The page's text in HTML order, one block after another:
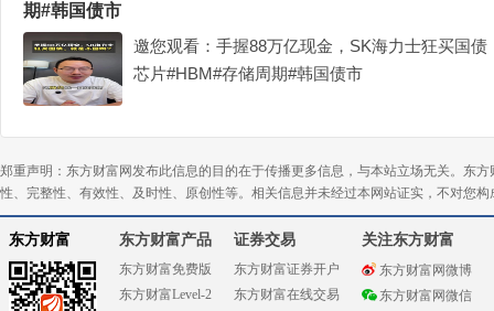
期#韩国债市
邀您观看：手握88万亿现金，SK海力士狂买国
芯片#HBM#存储周期#韩国债市
郑重声明：东方财富网发布此信息的目的在于传播更多信息，与本站立场无关。东
性、完整性、有效性、及时性、原创性等。相关信息并未经过本网站证实，不对您
东方财富 东方财富产品
东方财富免费版
东方财富Level-2
证券交易
东方财富证券开户
东方财富在线交易
关注东方财富
东方财富网微博
东方财富网微信